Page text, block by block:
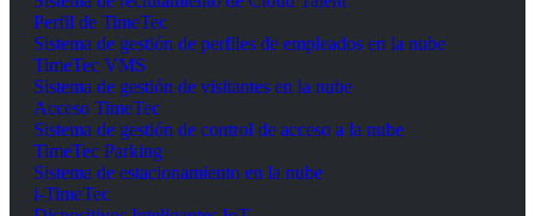
Perfil de TimeTec
Sistema de gestión de perfiles de empleados en la nube
TimeTec VMS
Sistema de gestión de visitantes en la nube
Acceso TimeTec
Sistema de gestión de control de acceso a la nube
TimeTec Parking
Sistema de estacionamiento en la nube
i-TimeTec